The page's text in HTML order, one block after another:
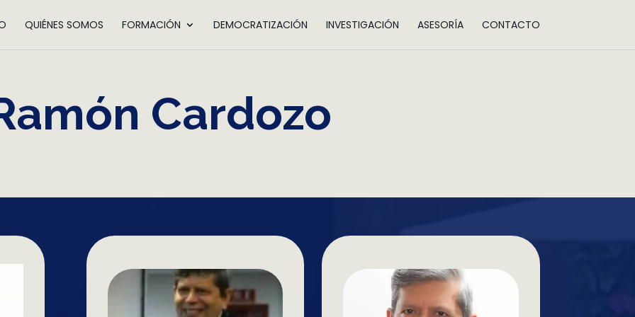
QUIÉNES SOMOS FORMACIÓN DEMOCRATIZACIÓN INVESTIGACIÓN ASESORÍA CONTACTO
Cardozo